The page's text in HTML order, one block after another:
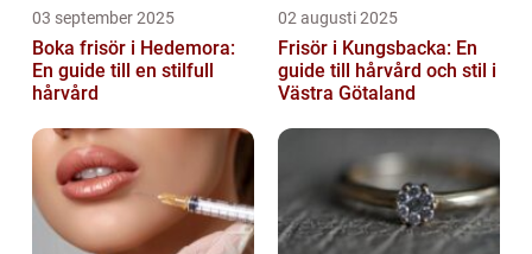
03 september 2025
Boka frisör i Hedemora:
En guide till en stilfull
hårvård
02 augusti 2025
Frisör i Kungsbacka: En
guide till hårvård och stil i
Västra Götaland